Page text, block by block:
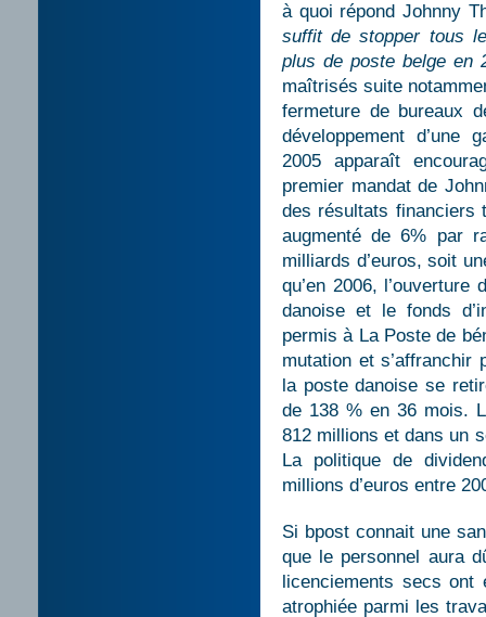
à quoi répond Johnny
suffit de stopper tous
plus de poste belge en
maîtrisés suite
fermeture de bureaux
développement d’une
2005 apparaît
premier mandat de
des résultats financiers
augmenté de 6% par
milliards d’euros, soit
qu’en 2006,
danoise et le fonds
permis à La Poste de
mutation et s’affranchir
la poste danoise se
de 138 % en 36 mois.
812 millions et dans un
La politique de
millions d’euros entre
Si bpost connait une
que le personnel aura
licenciements secs ont
atrophiée parmi les